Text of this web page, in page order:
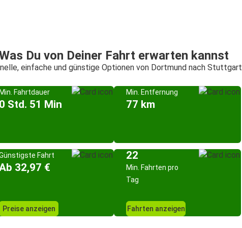
Du von Deiner Fahrt erwarten kannst
einfache und günstige Optionen von Dortmund nach Stuttgart
Fahrtdauer
Std. 51 Min
Min. Entfernung
77 km
Fahrt
32,97 €
Preise anzeigen
22
Min. Fahrten pro
Tag
Fahrten anzeigen